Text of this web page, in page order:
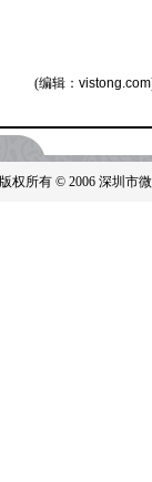
(编辑： vistong.com
版权所有 © 2006 深圳市